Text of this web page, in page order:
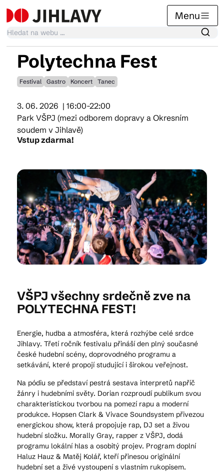
Menu
Kalendář akcí
Tradiční akce
Články
Suvenýry
Praktické info
Kam vyrazit
CS EN DE
© 2026 Brána Jihlavy
Polytechna Fest
Festival Gastro Koncert Tanec
3. 06. 2026 | 16:00-22:00
Park VŠPJ (mezi odborem dopravy a Okresním
soudem v Jihlavě)
Vstup zdarma!
VŠPJ všechny srdečně zve na
POLYTECHNA FEST!
Energie, hudba a atmosféra, která rozhýbe celé srdce
Jihlavy. Třetí ročník festivalu přináší den plný současné
české hudební scény, doprovodného programu a
setkávání, které propojí studující i širokou veřejnost.
Na pódiu se představí pestrá sestava interpretů napříč
žánry i hudebními světy. Dorian rozproudí publikum svou
charakteristickou tvorbou na pomezí rapu a moderní
produkce. Hopsen Clark & Vivace Soundsystem přivezou
energickou show, která propojuje rap, DJ set a živou
hudební složku. Morally Gray, rapper z VŠPJ, dodá
programu lokální hlas a osobitý projev. Program doplní
Haluz Hauz & Matěj Kolář, kteří přinesou originální
hudební set a živé vystoupení s vlastním rukopisem.